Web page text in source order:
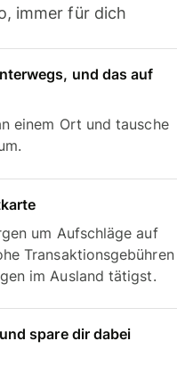
immer für dich
und das auf
einem Ort und tausche
um Aufschläge auf
Transaktionsgebühren
im Ausland tätigst.
spare dir dabei